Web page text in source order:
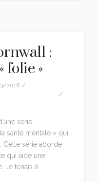
:
folie »
2016
,
série
santé mentale » qui
Cette série aborde
qui aide une
tenais à …